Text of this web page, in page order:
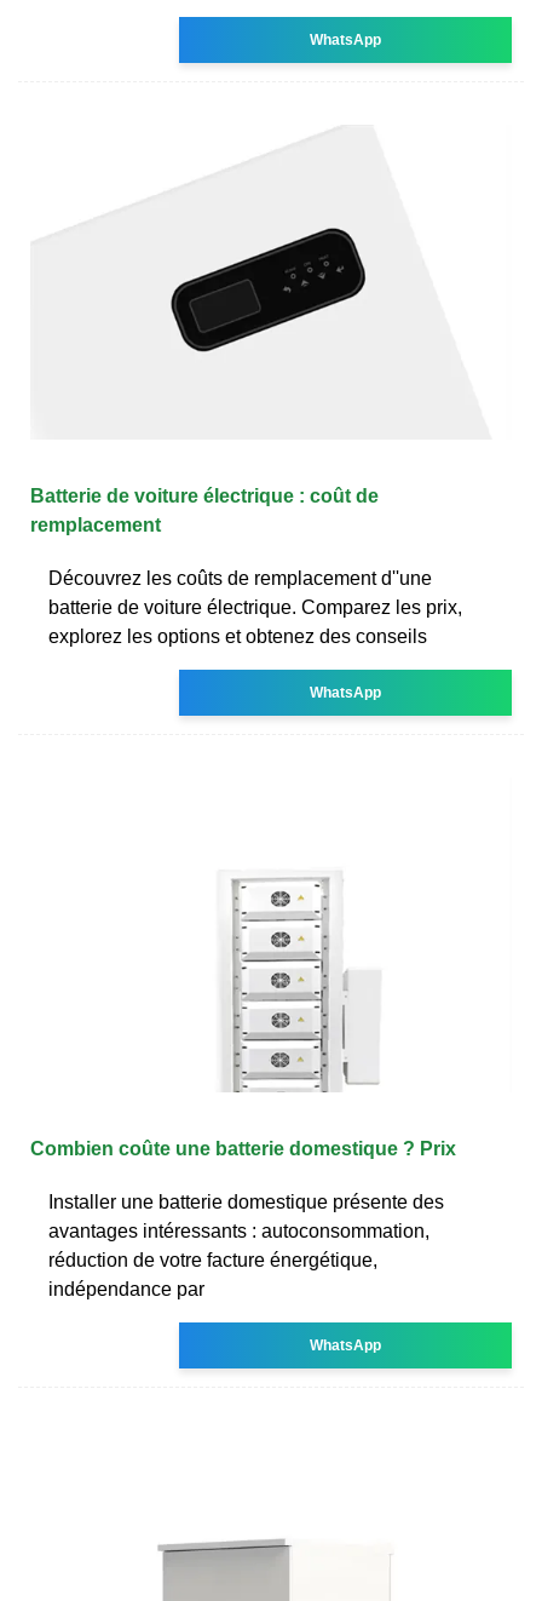
WhatsApp
Batterie de voiture électrique : coût de
remplacement
Découvrez les coûts de remplacement d''une
batterie de voiture électrique. Comparez les prix,
explorez les options et obtenez des conseils
WhatsApp
Combien coûte une batterie domestique ? Prix
Installer une batterie domestique présente des
avantages intéressants : autoconsommation,
réduction de votre facture énergétique,
indépendance par
WhatsApp